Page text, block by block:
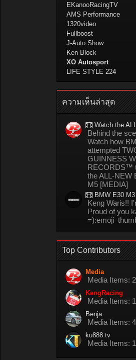
EKanooRacingTV
AMS Performance
1320video
Fullboost
J-Auto Show
Ken Block
XO Autosport
LIFE STYLE 224
ความเห็นล่าสุด
Watch the ALL-NEW BMW M5 refuel mid-drift to take TWO GUINNESS
Behind the
Watch how
attempted
GUINNESS
RECORDS™
the ALL-NEW
M5 [MEDIA]
BMW E30 M3 at Bira circuit
Keng Waris!!
Proud of you
Top Contributors
Media
Media Items:
KengRacing
Media Items:
Benja
Media Items: 4
ku888.tv
Media Items: 1